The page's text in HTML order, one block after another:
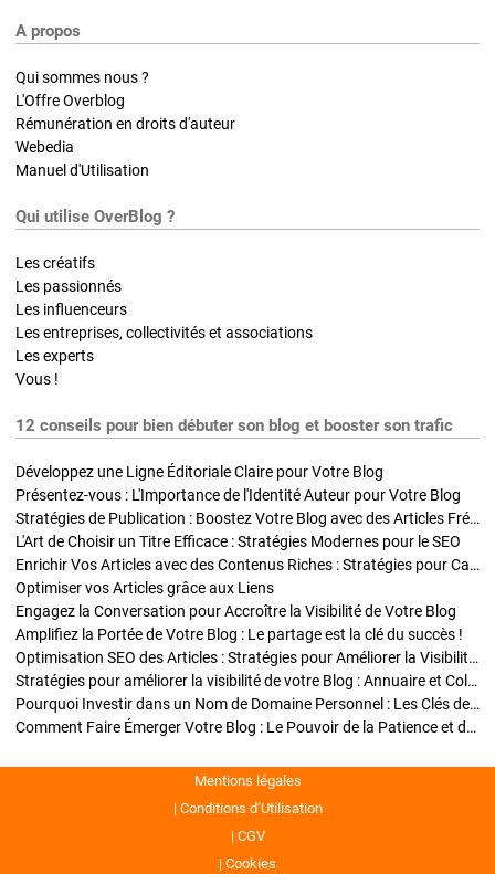
A propos
Qui sommes nous ?
L'Offre Overblog
Rémunération en droits d'auteur
Webedia
Manuel d'Utilisation
Qui utilise OverBlog ?
Les créatifs
Les passionnés
Les influenceurs
Les entreprises, collectivités et associations
Les experts
Vous !
12 conseils pour bien débuter son blog et booster son trafic
Développez une Ligne Éditoriale Claire pour Votre Blog
Présentez-vous : L'Importance de l'Identité Auteur pour Votre Blog
Stratégies de Publication : Boostez Votre Blog avec des Articles Fréquents et Exclusifs
L'Art de Choisir un Titre Efficace : Stratégies Modernes pour le SEO
Enrichir Vos Articles avec des Contenus Riches : Stratégies pour Captiver et Optimiser
Optimiser vos Articles grâce aux Liens
Engagez la Conversation pour Accroître la Visibilité de Votre Blog
Amplifiez la Portée de Votre Blog : Le partage est la clé du succès !
Optimisation SEO des Articles : Stratégies pour Améliorer la Visibilité de Votre Blog
Stratégies pour améliorer la visibilité de votre Blog : Annuaire et Collaborations
Pourquoi Investir dans un Nom de Domaine Personnel : Les Clés de la Réussite de Votre Blog
Comment Faire Émerger Votre Blog : Le Pouvoir de la Patience et de la Persévérance
Mentions légales
Conditions d’Utilisation
CGV
Cookies